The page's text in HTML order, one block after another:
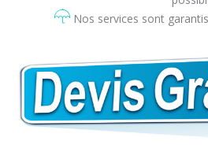
Nos services sont